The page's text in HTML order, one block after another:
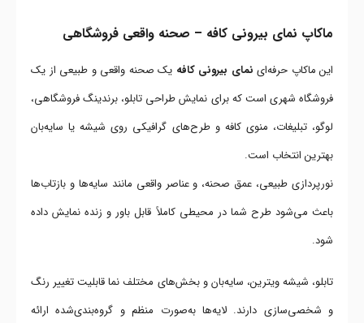
ماکاپ نمای بیرونی کافه – صحنه واقعی فروشگاهی
این ماکاپ حرفه‌ای نمای بیرونی کافه یک صحنه واقعی و طبیعی از یک
فروشگاه شهری است که برای نمایش طراحی تابلو، برندینگ فروشگاهی،
لوگو، تبلیغات، منوی کافه و طرح‌های گرافیکی روی شیشه یا سایه‌بان
بهترین انتخاب است.
نورپردازی طبیعی، عمق صحنه، و عناصر واقعی مانند سایه‌ها و بازتاب‌ها
باعث می‌شود طرح شما در محیطی کاملاً قابل باور و زنده نمایش داده
شود.
تابلو، شیشه ویترین، سایه‌بان و بخش‌های مختلف نما قابلیت تغییر رنگ
و شخصی‌سازی دارند. لایه‌ها به‌صورت منظم و گروه‌بندی‌شده ارائه